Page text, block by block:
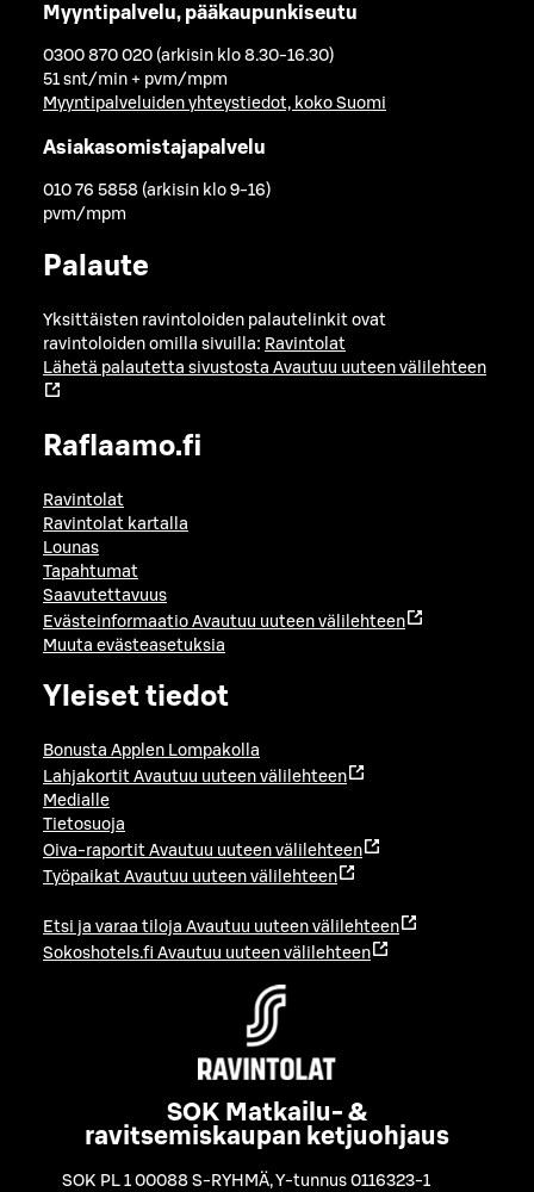
Myyntipalvelu, pääkaupunkiseutu
0300 870 020 (arkisin klo 8.30-16.30)
51 snt/min + pvm/mpm
Myyntipalveluiden yhteystiedot, koko Suomi
Asiakasomistajapalvelu
010 76 5858 (arkisin klo 9-16)
pvm/mpm
Palaute
Yksittäisten ravintoloiden palautelinkit ovat
ravintoloiden omilla sivuilla: Ravintolat
Lähetä palautetta sivustosta Avautuu uuteen välilehteen
Raflaamo.fi
Ravintolat
Ravintolat kartalla
Lounas
Tapahtumat
Saavutettavuus
Evästeinformaatio Avautuu uuteen välilehteen
Muuta evästeasetuksia
Yleiset tiedot
Bonusta Applen Lompakolla
Lahjakortit Avautuu uuteen välilehteen
Medialle
Tietosuoja
Oiva-raportit Avautuu uuteen välilehteen
Työpaikat Avautuu uuteen välilehteen
Etsi ja varaa tiloja Avautuu uuteen välilehteen
Sokoshotels.fi Avautuu uuteen välilehteen
SOK Matkailu- &
ravitsemiskaupan ketjuohjaus
SOK PL 1 00088 S-RYHMÄ,Y-tunnus 0116323-1